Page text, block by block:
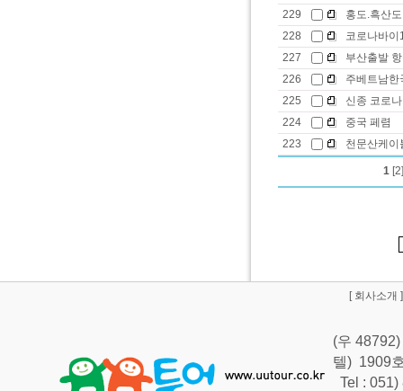
229
홍도.흑산
228
코로나바이
227
부산출발
226
주베트남한
225
신종 코로
224
중국 페렴
223
천문산케
1 [2]
[ 회사소개
(우
텔) 1909
Tel :